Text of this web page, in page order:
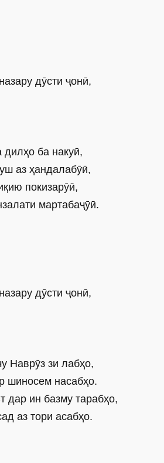
дӯсти ҷонӣ,
дилҳо ба накуӣ,
аз ҳандалабӯӣ,
покизарӯӣ,
мартабаҷӯӣ.
дӯсти ҷонӣ,
Наврӯз зи лабҳо,
шиносем насабҳо.
дар ин базму тарабҳо,
аз тори асабҳо.